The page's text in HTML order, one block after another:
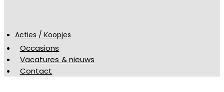
Acties / Koopjes
Occasions
Vacatures & nieuws
Contact